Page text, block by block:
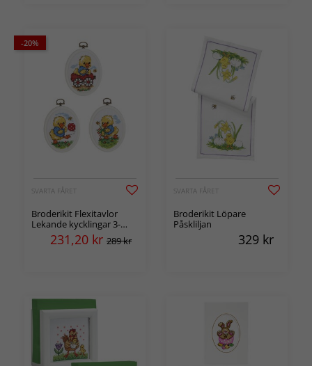
-20%
SVARTA FÅRET
Broderikit Flexitavlor
Lekande kycklingar 3-
231,20 kr 289 kr
SVARTA FÅRET
Broderikit Löpare
Påskliljan
329 kr